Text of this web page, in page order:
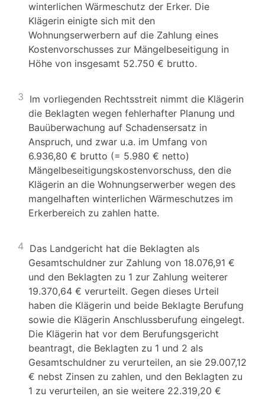
winterlichen Wärmeschutz der Erker. Die
Klägerin einigte sich mit den
Wohnungserwerbern auf die Zahlung eines
Kostenvorschusses zur Mängelbeseitigung in
Höhe von insgesamt 52.750 € brutto.
3 Im vorliegenden Rechtsstreit nimmt die Klägerin
die Beklagten wegen fehlerhafter Planung und
Bauüberwachung auf Schadensersatz in
Anspruch, und zwar u.a. im Umfang von
6.936,80 € brutto (= 5.980 € netto)
Mängelbeseitigungskostenvorschuss, den die
Klägerin an die Wohnungserwerber wegen des
mangelhaften winterlichen Wärmeschutzes im
Erkerbereich zu zahlen hatte.
4 Das Landgericht hat die Beklagten als
Gesamtschuldner zur Zahlung von 18.076,91 €
und den Beklagten zu 1 zur Zahlung weiterer
19.370,64 € verurteilt. Gegen dieses Urteil
haben die Klägerin und beide Beklagte Berufung
sowie die Klägerin Anschlussberufung eingelegt.
Die Klägerin hat vor dem Berufungsgericht
beantragt, die Beklagten zu 1 und 2 als
Gesamtschuldner zu verurteilen, an sie 29.007,12
€ nebst Zinsen zu zahlen, und den Beklagten zu
1 zu verurteilen, an sie weitere 22.319,20 €